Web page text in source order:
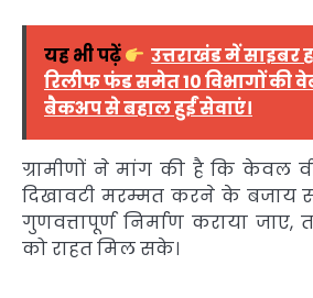
यह भी पढ़ें
उत्तराखंड में साइबर
रिलीफ फंड समेत 10 विभागों की
बैकअप से बहाल हुईं सेवाएं।
ग्रामीणों ने मांग की है कि केवल
दिखावटी मरम्मत करने के बजाय
गुणवत्तापूर्ण निर्माण कराया जाए,
को राहत मिल सके।